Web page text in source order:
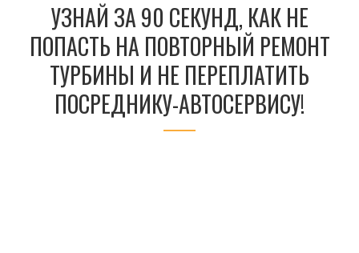
УЗНАЙ ЗА 90 СЕКУНД, КАК НЕ
ПОПАСТЬ НА ПОВТОРНЫЙ РЕМОНТ
ТУРБИНЫ И НЕ ПЕРЕПЛАТИТЬ
ПОСРЕДНИКУ-АВТОСЕРВИСУ!